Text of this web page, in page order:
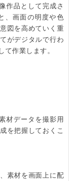
作品として完成さ
、画面の明度や色
図を高めていく重
がデジタルで行わ
作業します。
材データを撮影用
を把握しておくこ
素材を画面上に配